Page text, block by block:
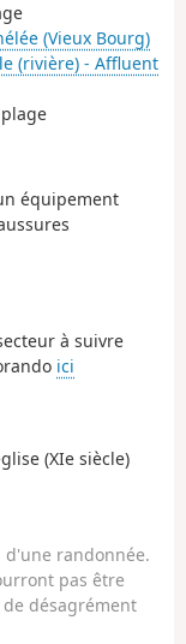
(Vieux Bourg)
(rivière) - Affluent
équipement
à suivre
ici
(XIe siècle)
d'une randonnée.
pas être
désagrément